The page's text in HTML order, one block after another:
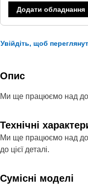
Додати обладнання
Увійдіть, щоб
Опис
Ми ще працюємо над
Технічні
Ми ще працюємо над
до цієї деталі.
Сумісні моделі